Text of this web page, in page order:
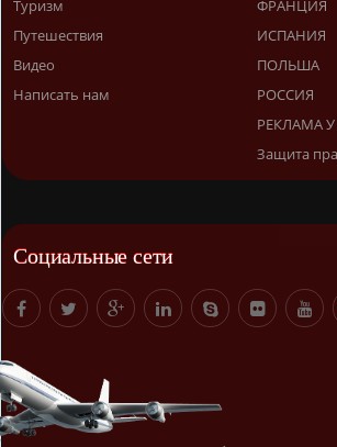
Туризм
Путешествия
Видео
Написать нам
ФРАНЦИЯ
ИСПАНИЯ
ПОЛЬША
РОССИЯ
РЕКЛАМА
Защита
Социальные сети